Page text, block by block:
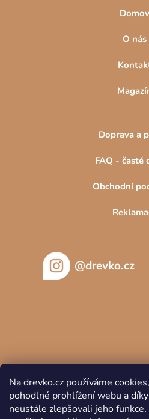
Na drevko.cz používáme
pohodlné prohlížení webu a
neustále zlepšovali jeho funkce,
Domov
O nás
Doprava a
FAQ - časté
Obchodní
@drevko.cz